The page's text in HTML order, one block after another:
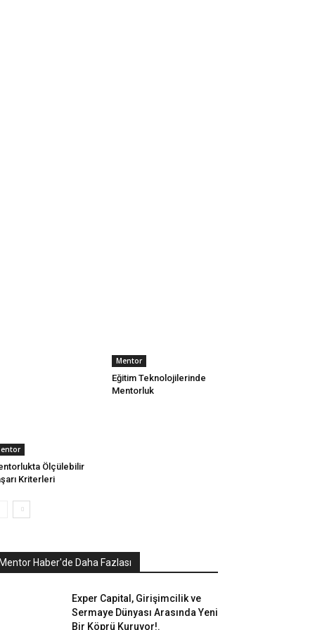
Ölçülebilir
Kriterleri
Mentor
Eğitim Teknolojilerinde
Mentorluk
Haber'de Daha Fazlası
Exper Capital, Girişimcilik ve
Sermaye Dünyası Arasında Yeni
Bir Köprü Kuruyor!.